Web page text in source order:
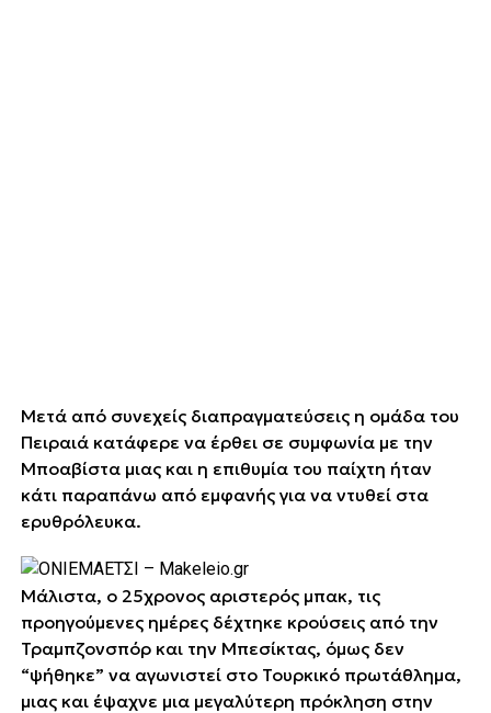
Μετά από συνεχείς διαπραγματεύσεις η ομάδα του
Πειραιά κατάφερε να έρθει σε συμφωνία με την
Μποαβίστα μιας και η επιθυμία του παίχτη ήταν
κάτι παραπάνω από εμφανής για να ντυθεί στα
ερυθρόλευκα.
Μάλιστα, ο 25χρονος αριστερός μπακ, τις
προηγούμενες ημέρες δέχτηκε κρούσεις από την
Τραμπζονσπόρ και την Μπεσίκτας, όμως δεν
“ψήθηκε” να αγωνιστεί στο Τουρκικό πρωτάθλημα,
μιας και έψαχνε μια μεγαλύτερη πρόκληση στην